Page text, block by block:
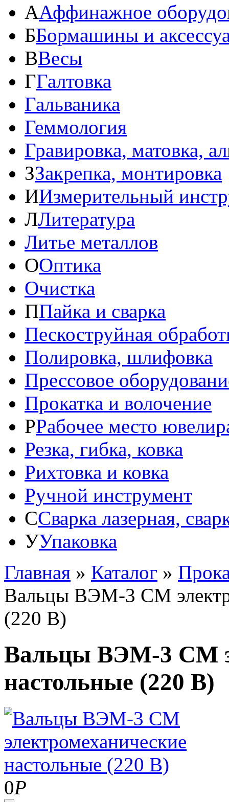
ААффинажное
ББормашины и
ВВесы
ГГалтовка
Гальваника
Геммология
Гравировка, матовка,
ЗЗакрепка, монтировка
ИИзмерительный
ЛЛитература
Литье металлов
ООптика
Очистка
ППайка и сварка
Пескоструйная
Полировка, шлифовка
Прессовое
Прокатка и волочение
РРабочее место
Резка, гибка, ковка
Рихтовка и ковка
Ручной инструмент
ССварка лазерная,
УУпаковка
Главная » Каталог »
Вальцы ВЭМ-3 СМ
(220 В)
Вальцы ВЭМ-3 СМ
настольные (220 В)
0Р